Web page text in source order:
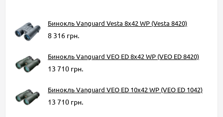
Бинокль Vanguard Vesta 8x42 WP (Vesta 8420)
8 316 грн.
Бинокль Vanguard VEO ED 8x42 WP (VEO ED 8420)
13 710 грн.
Бинокль Vanguard VEO ED 10x42 WP (VEO ED 1042)
13 710 грн.